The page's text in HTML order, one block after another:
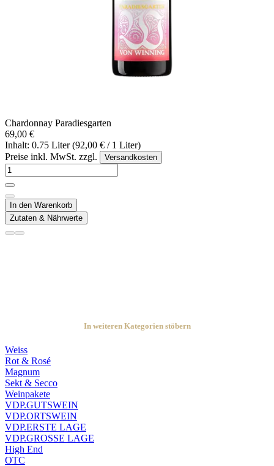
Chardonnay Paradiesgarten
69,00 €
Inhalt: 0.75 Liter (92,00 € / 1 Liter)
Preise inkl. MwSt. zzgl.
Versandkosten
In den Warenkorb
Zutaten & Nährwerte
In weiteren Kategorien stöbern
Weiss
Rot & Rosé
Magnum
Sekt & Secco
Weinpakete
VDP.GUTSWEIN
VDP.ORTSWEIN
VDP.ERSTE LAGE
VDP.GROSSE LAGE
High End
OTC